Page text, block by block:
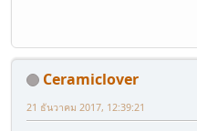
Ceramiclover
21 ธันวาคม 2017, 12:39:21